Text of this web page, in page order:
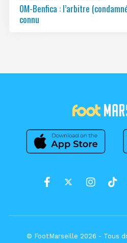
OM-Benfica : l’arbitre
connu
© FootMarseille 2026 - Tous